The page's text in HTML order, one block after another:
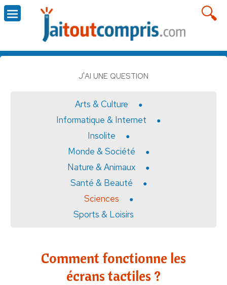
J'AI UNE QUESTION
Arts & Culture
Informatique & Internet
Insolite
Monde & Société
Nature & Animaux
Santé & Beauté
Sciences
Sports & Loisirs
Comment fonctionne les
écrans tactiles ?